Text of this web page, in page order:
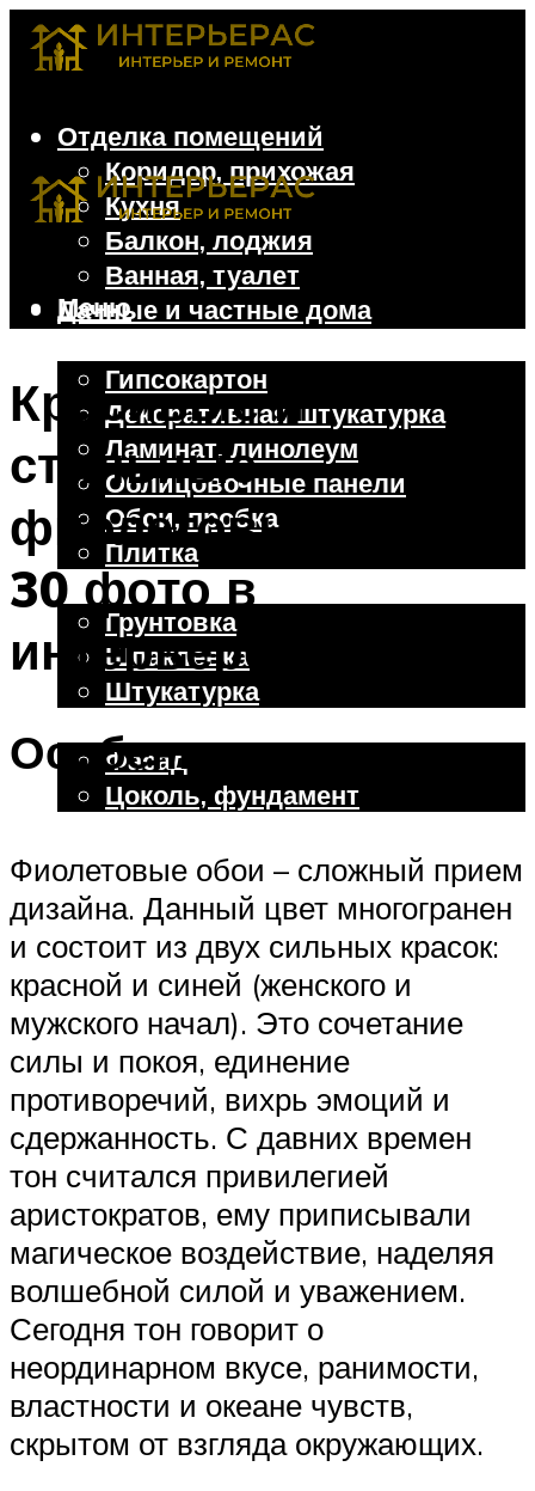
Отделка помещений
Коридор, прихожая
Кухня
Балкон, лоджия
Ванная, туалет
Дачные и частные дома
Гипсокартон
Декоративная штукатурка
Ламинат, линолеум
Облицовочные панели
Обои, пробка
Плитка
Отделочные работы
Грунтовка
Шпаклевка
Штукатурка
Фасад
Цоколь, фундамент
Меню
Меню
Красивые и
стильные
фиолетовые обои:
30 фото в
интерьере
Особенности цвета
Фиолетовые обои – сложный прием
дизайна. Данный цвет многогранен
и состоит из двух сильных красок:
красной и синей (женского и
мужского начал). Это сочетание
силы и покоя, единение
противоречий, вихрь эмоций и
сдержанность. С давних времен
тон считался привилегией
аристократов, ему приписывали
магическое воздействие, наделяя
волшебной силой и уважением.
Сегодня тон говорит о
неординарном вкусе, ранимости,
властности и океане чувств,
скрытом от взгляда окружающих.